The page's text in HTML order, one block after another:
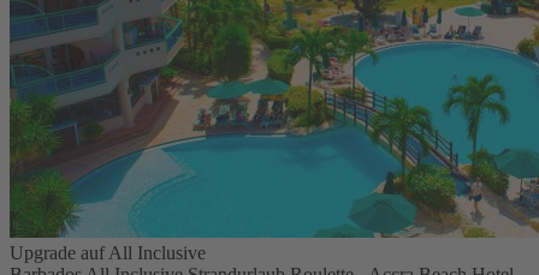
Upgrade auf All Inclusive